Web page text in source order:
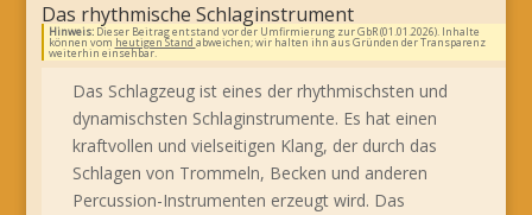
Das rhythmische Schlaginstrument
Hinweis:Dieser Beitrag entstand vor der Umfirmierung zur GbR (01.01.2026). Inhalte
können vom heutigen Stand abweichen; wir halten ihn aus Gründen der Transparenz
weiterhin einsehbar.
Das Schlagzeug ist eines der rhythmischsten und
dynamischsten Schlaginstrumente. Es hat einen
kraftvollen und vielseitigen Klang, der durch das
Schlagen von Trommeln, Becken und anderen
Percussion-Instrumenten erzeugt wird. Das